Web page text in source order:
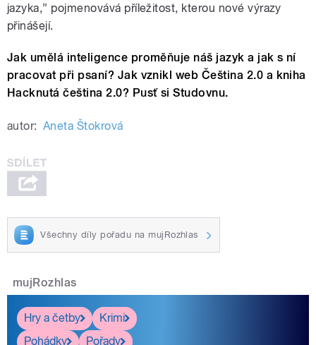
jazyka,” pojmenovává příležitost, kterou nové výrazy
přinášejí.
Jak umělá inteligence proměňuje náš jazyk a jak s ní
pracovat při psaní? Jak vznikl web Čeština 2.0 a kniha
Hacknutá čeština 2.0? Pusť si Studovnu.
autor: Aneta Štokrová
Všechny díly pořadu na mujRozhlas
mujRozhlas
Hry a četby
Krimi
Pohádky
Pořady